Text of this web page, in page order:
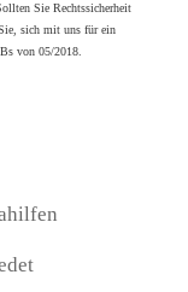
Sie Rechtssicherheit
sich mit uns für ein
von 05/2018.